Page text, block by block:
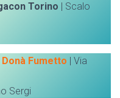
Torino | Scalo
Donà Fumetto | Via
Sergi